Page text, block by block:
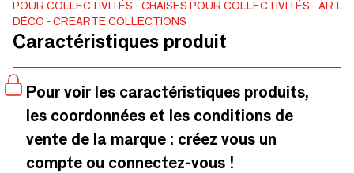
matériaux et la possibilité de les personnaliser dans chaque
finition pour répondre à tous vos besoins. Quand l'élégance
classique devient un nouveau style de vie intérieur. Modèle
3D disponible.
POUR COLLECTIVITÉS
CHAISES POUR COLLECTIVITÉS
ART
DÉCO
CREARTE COLLECTIONS
Caractéristiques produit
Pour voir les caractéristiques produits,
les coordonnées et les conditions de
vente de la marque : créez vous un
compte ou connectez-vous !